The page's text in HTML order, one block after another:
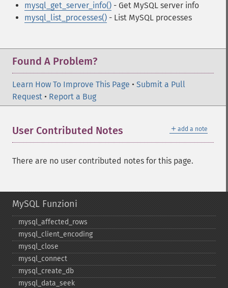
mysql_get_server_info() - Get MySQL server info
mysql_list_processes() - List MySQL processes
Found A Problem?
Learn How To Improve This Page • Submit a Pull
Request • Report a Bug
＋ add a note
User Contributed Notes
There are no user contributed notes for this page.
MySQL Funzioni
mysql_​affected_​rows
mysql_​client_​encoding
mysql_​close
mysql_​connect
mysql_​create_​db
mysql_​data_​seek